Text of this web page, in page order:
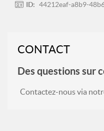
ID: 44212eaf-a8b9-
CONTACT
Des questions sur
Contactez-nous via